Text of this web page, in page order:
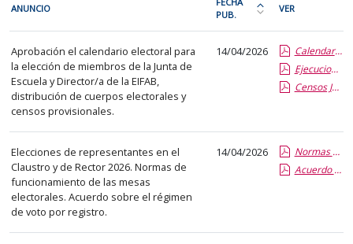
cada
fila
de
la
siguiente
tabla
encontrará
los
anuncios
del
tablón
seleccionado
electorales
ANUNCIO
PUB.
Ordena
la
tabla
por
fecha
publicación:
más
reciente
VER
Aprobación el calendario electoral para
la elección de miembros de la Junta de
Escuela y Director/a de la EIFAB,
distribución de cuerpos electorales y
censos provisionales.
14/04/2026
Calendario Electoral 2026.pdf.pdf
Ejecucion acuerdos Calendario Distribucion (1).report.pdf.pdf
Censos Junta de Centro 2026.report.pdf.pdf
Elecciones de representantes en el
Claustro y de Rector 2026. Normas de
funcionamiento de las mesas
electorales. Acuerdo sobre el régimen
de voto por registro.
14/04/2026
Normas de funcionamiento de las Mesas Electorales.pdf.pdf
Acuerdo sobre el voto anticipado por registro.pdf.pdf